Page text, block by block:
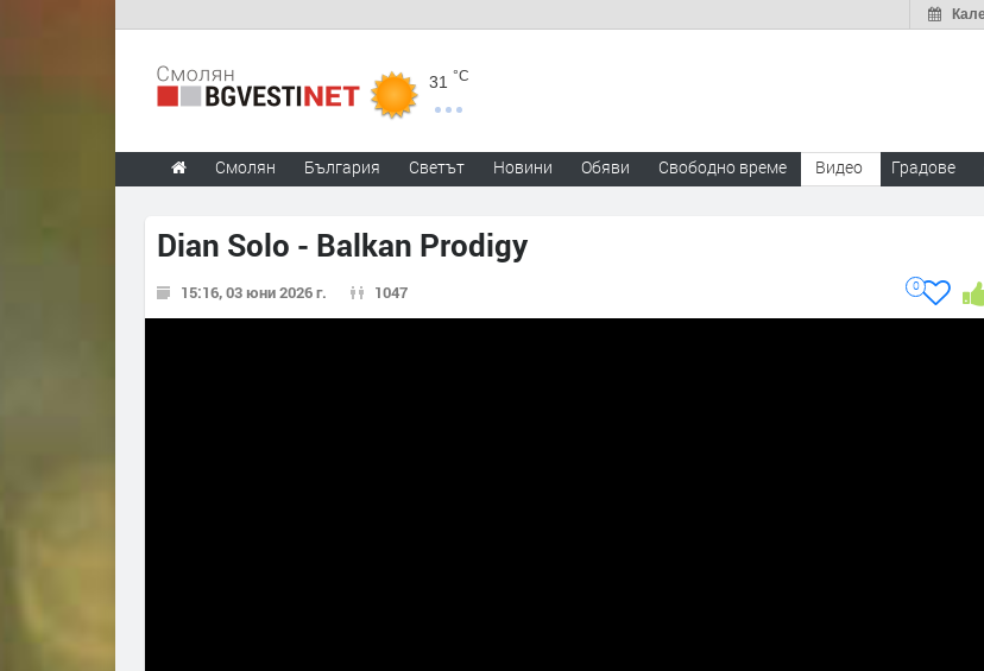
31 °C
Смолян България Светът Новини Обяви Свободно време Видео Градове
Dian Solo - Balkan Prodigy
15:16, 03 юни 2026 г. 1047 0